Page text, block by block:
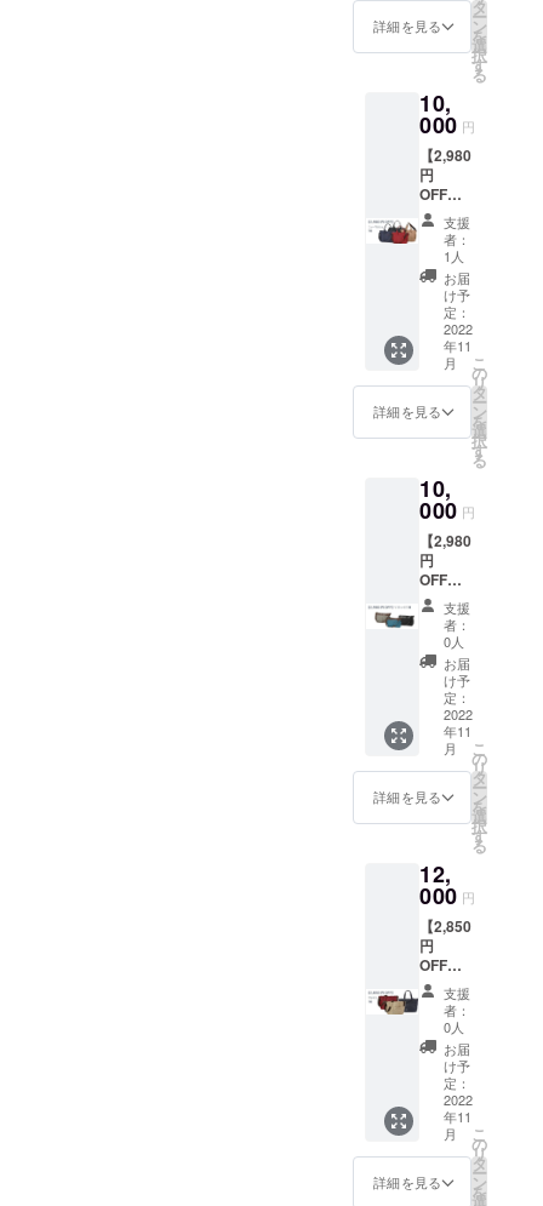
たしま
す。
１枚
12月31
日） ●
コア
ルー
バッグ
「マ
リー」
ネイ
ビーと
スカイ
グレー
の２色
から１
つ を
2022年
11月30
日まで
す。
込） ご
支援い
ただい
は ●心
を込め
てお礼
のお手
紙 ●
ネット
ショッ
（Store
s店）全
商品で
１回使
える
20％割
引クー
ポン券
１枚
12月31
日） ●
コア
ルー
バッグ
「マ
リー」
ネイ
ビーと
スカイ
グレー
の２色
から１
つ を
2022年
11月30
日まで
す。 ご
支援い
た方に
は ●お
礼の
メッ
セージ
●ネット
ショッ
（Store
s店）全
商品で
１回使
20％割
詳細を見る
タ
ー
ン
を
選
択
す
る
10,
000 円
【2,980
円
OFF】
ニュー
マル
シェ１
個 定価
12,980
円
→
10,000
（税・
送料
込） ご
支援い
た方に
は ●心
を込め
てお礼
のお手
紙 ●
ネット
ショッ
（Store
s店）全
商品で
１回使
える
20％割
引クー
ポン券
2022年
12月31
日） ●
コア
ルー
バッグ
「ニュ
ーマル
シェ」
４色か
ら１つ
を2022
年11月
30日ま
でにお
届けい
たしま
支援
者：
1人
お届
け予
定：
2022
年11
月
詳細を見る
こ
の
リ
タ
ー
ン
を
選
択
す
る
10,
000 円
【2,980
円
OFF】
リブ
レック
ス１個
定価
12,980
円
→
10,000
（税・
送料
込） ご
支援い
た方に
は ●心
を込め
てお礼
のお手
紙 ●
ネット
ショッ
（Store
s店）全
商品で
１回使
える
20％割
引クー
ポン券
支援
者：
0人
お届
け予
定：
2022
年11
月
詳細を見る
こ
の
リ
タ
ー
ン
を
選
択
す
る
12,
000 円
【2,850
円
OFF】
アカペ
ラ１個
定価
14,850
円
→
12,000
（税・
送料
込） ご
支援い
支援
者：
0人
お届
け予
定：
2022
年11
月
詳細を見る
こ
の
リ
タ
ー
ン
を
選